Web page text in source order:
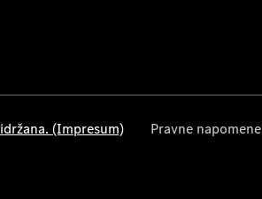
(Impresum) Pravne napomene